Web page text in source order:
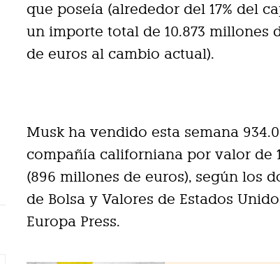
que poseía (alrededor del 17% del
un importe total de 10.873 millones
de euros al cambio actual).
Musk ha vendido esta semana
compañía californiana por valor de
(896 millones de euros), según los
de Bolsa y Valores de Estados
Europa Press.